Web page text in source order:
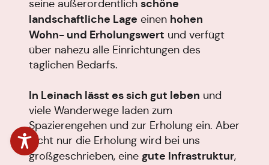
seine außerordentlich schöne
landschaftliche Lage einen hohen
Wohn- und Erholungswert und verfügt
über nahezu alle Einrichtungen des
täglichen Bedarfs.
In Leinach lässt es sich gut leben und
viele Wanderwege laden zum
Spazierengehen und zur Erholung ein. Aber
nicht nur die Erholung wird bei uns
großgeschrieben, eine gute Infrastruktur,